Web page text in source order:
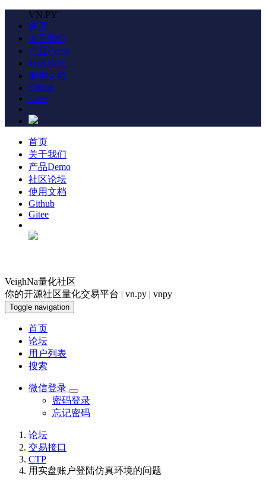
VN.PY
首页
关于我们
产品Demo
社区论坛
使用文档
Github
Gitee
首页
关于我们
产品Demo
社区论坛
使用文档
Github
Gitee
VeighNa量化社区
你的开源社区量化交易平台 | vn.py | vnpy
Toggle navigation
首页
论坛
用户列表
搜索
微信登录
密码登录
忘记密码
论坛
交易接口
CTP
用实盘账户登陆仿真环境的问题